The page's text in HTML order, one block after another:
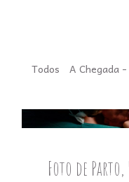
Todos A Chegada
Foto de